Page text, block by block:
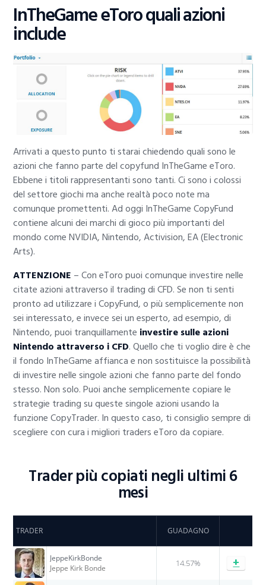
InTheGame eToro quali azioni
include
Arrivati a questo punto ti starai chiedendo quali sono le
azioni che fanno parte del copyfund InTheGame eToro.
Ebbene i titoli rappresentanti sono tanti. Ci sono i colossi
del settore giochi ma anche realtà poco note ma
comunque promettenti. Ad oggi InTheGame CopyFund
contiene alcuni dei marchi di gioco più importanti del
mondo come NVIDIA, Nintendo, Activision, EA (Electronic
Arts).
ATTENZIONE – Con eToro puoi comunque investire nelle
citate azioni attraverso il trading di CFD. Se non ti senti
pronto ad utilizzare i CopyFund, o più semplicemente non
sei interessato, e invece sei un esperto, ad esempio, di
Nintendo, puoi tranquillamente investire sulle azioni
Nintendo attraverso i CFD. Quello che ti voglio dire è che
il fondo InTheGame affianca e non sostituisce la possibilità
di investire nelle singole azioni che fanno parte del fondo
stesso. Non solo. Puoi anche semplicemente copiare le
strategie trading su queste singole azioni usando la
funzione CopyTrader. In questo caso, ti consiglio sempre di
scegliere con cura i migliori traders eToro da copiare.
Trader più copiati negli ultimi 6
mesi
TRADER GUADAGNO
JeppeKirkBonde
Jeppe Kirk Bonde
14.57% +